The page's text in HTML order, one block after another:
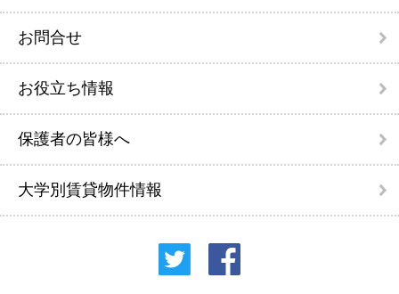
お問合せ
お役立ち情報
保護者の皆様へ
大学別賃貸物件情報